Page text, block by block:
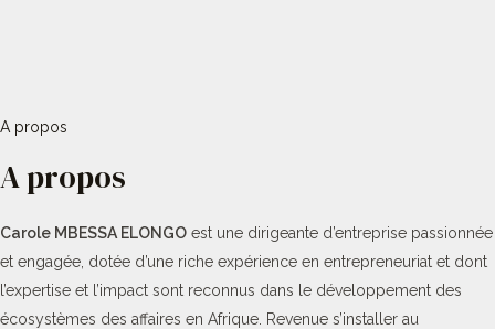
A propos
A propos
Carole MBESSA ELONGO est une dirigeante d’entreprise passionnée
et engagée, dotée d’une riche expérience en entrepreneuriat et dont
l’expertise et l’impact sont reconnus dans le développement des
écosystèmes des affaires en Afrique. Revenue s’installer au